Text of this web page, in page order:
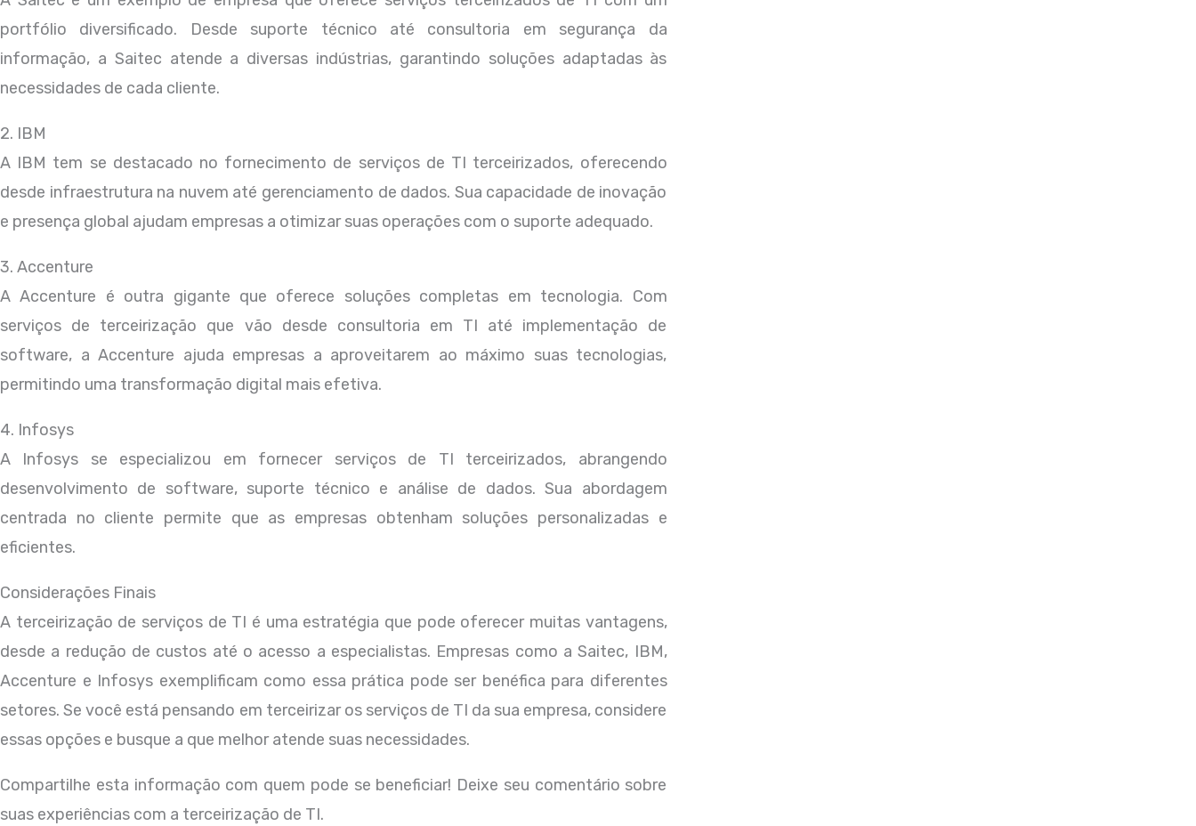
portfólio diversificado. Desde suporte técnico até consultoria em segurança da
informação, a Saitec atende a diversas indústrias, garantindo soluções adaptadas às
necessidades de cada cliente.
2. IBM
A IBM tem se destacado no fornecimento de serviços de TI terceirizados, oferecendo
desde infraestrutura na nuvem até gerenciamento de dados. Sua capacidade de inovação
e presença global ajudam empresas a otimizar suas operações com o suporte adequado.
3. Accenture
A Accenture é outra gigante que oferece soluções completas em tecnologia. Com
serviços de terceirização que vão desde consultoria em TI até implementação de
software, a Accenture ajuda empresas a aproveitarem ao máximo suas tecnologias,
permitindo uma transformação digital mais efetiva.
4. Infosys
A Infosys se especializou em fornecer serviços de TI terceirizados, abrangendo
desenvolvimento de software, suporte técnico e análise de dados. Sua abordagem
centrada no cliente permite que as empresas obtenham soluções personalizadas e
eficientes.
Considerações Finais
A terceirização de serviços de TI é uma estratégia que pode oferecer muitas vantagens,
desde a redução de custos até o acesso a especialistas. Empresas como a Saitec, IBM,
Accenture e Infosys exemplificam como essa prática pode ser benéfica para diferentes
setores. Se você está pensando em terceirizar os serviços de TI da sua empresa, considere
essas opções e busque a que melhor atende suas necessidades.
Compartilhe esta informação com quem pode se beneficiar! Deixe seu comentário sobre
suas experiências com a terceirização de TI.